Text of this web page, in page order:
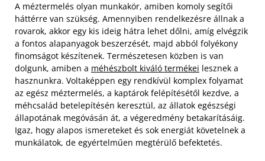
A méztermelés olyan munkakör, amiben komoly segítői
háttérre van szükség. Amennyiben rendelkezésre állnak a
rovarok, akkor egy kis ideig hátra lehet dőlni, amíg elvégzik
a fontos alapanyagok beszerzését, majd abból folyékony
finomságot készítenek. Természetesen közben is van
dolgunk, amiben a méhészbolt kiváló termékei lesznek a
hasznunkra. Voltaképpen egy rendkívül komplex folyamat
az egész méztermelés, a kaptárok felépítésétől kezdve, a
méhcsalád betelepítésén keresztül, az állatok egészségi
állapotának megóvásán át, a végeredmény betakarításáig.
Igaz, hogy alapos ismereteket és sok energiát követelnek a
munkálatok, de egyértelműen megtérülő befektetés.